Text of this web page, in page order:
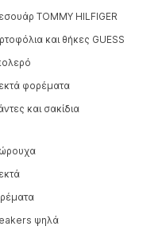
TOMMY HILFIGER
και θήκες GUESS
φορέματα
και σακίδια
ψηλά